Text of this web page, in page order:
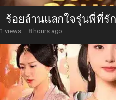
ร้อยล้านแลกใจรุ่นพี่ที่รัก
1 views · 8 hours ago